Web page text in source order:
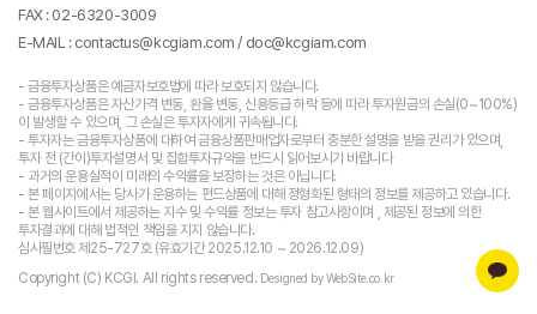
FAX : 02-6320-3009
E-MAIL : contactus@kcgiam.com / doc@kcgiam.com
- 금융투자상품은 예금자보호법에 따라 보호되지 않습니다.
- 금융투자상품은 자산가격 변동, 환율 변동, 신용등급 하락 등에 따라 투자원금의 손실(0~100%)
이 발생할 수 있으며, 그 손실은 투자자에게 귀속됩니다.
- 투자자는 금융투자상품에 대하여 금융상품판매업자로부터 충분한 설명을 받을 권리가 있으며,
투자 전 (간이)투자설명서 및 집합투자규약을 반드시 읽어보시기 바랍니다
- 과거의 운용실적이 미래의 수익률을 보장하는 것은 아닙니다.
- 본 페이지에서는 당사가 운용하는 펀드상품에 대해 정형화된 형태의 정보를 제공하고 있습니다.
- 본 웹사이트에서 제공하는 지수 및 수익률 정보는 투자 참고사항이며 , 제공된 정보에 의한
투자결과에 대해 법적인 책임을 지지 않습니다.
심사필번호 제25-727호 (유효기간 2025.12.10 ~ 2026.12.09)
Copyright (C) KCGI. All rights reserved. Designed by WebSite.co.kr